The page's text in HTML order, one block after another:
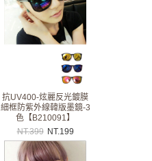
抗UV400-炫麗反光鍍膜
細框防紫外線韓版墨鏡-3
色【B210091】
NT.399 NT.199